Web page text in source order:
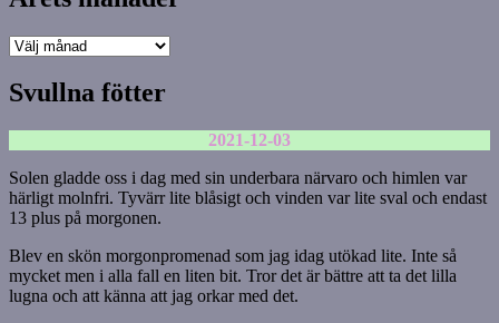
Årets
Svullna fötter
2021-12-03
Solen gladde oss i dag med sin underbara närvaro och himlen var
härligt molnfri. Tyvärr lite blåsigt och vinden var lite sval och endast
13 plus på morgonen.
Blev en skön morgonpromenad som jag idag utökad lite. Inte så
mycket men i alla fall en liten bit. Tror det är bättre att ta det lilla
lugna och att känna att jag orkar med det.